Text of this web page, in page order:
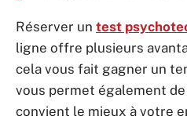
Réserver un test
ligne offre plusieurs
cela vous fait gagner un
vous permet également
convient le mieux à votre